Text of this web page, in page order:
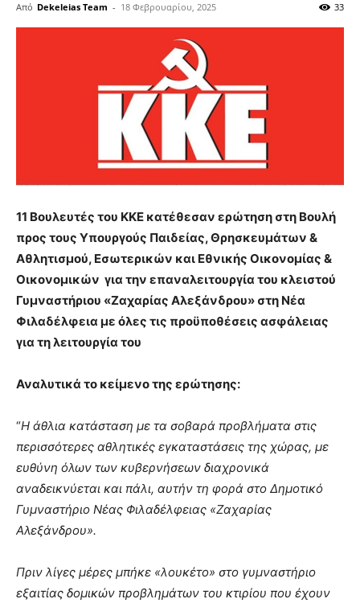
Από Dekeleias Team - 18 Φεβρουαρίου, 2025 33
11 Βουλευτές του ΚΚΕ κατέθεσαν ερώτηση στη Βουλή
προς τους Υπουργούς Παιδείας, Θρησκευμάτων &
Αθλητισμού, Εσωτερικών και Εθνικής Οικονομίας &
Οικονομικών για την επαναλειτουργία του κλειστού
Γυμναστήριου «Ζαχαρίας Αλεξάνδρου» στη Νέα
Φιλαδέλφεια με όλες τις προϋποθέσεις ασφάλειας
για τη λειτουργία του
Αναλυτικά το κείμενο της ερώτησης:
“Η άθλια κατάσταση με τα σοβαρά προβλήματα στις
περισσότερες αθλητικές εγκαταστάσεις της χώρας, με
ευθύνη όλων των κυβερνήσεων διαχρονικά
αναδεικνύεται και πάλι, αυτήν τη φορά στο Δημοτικό
Γυμναστήριο Νέας Φιλαδέλφειας «Ζαχαρίας
Αλεξάνδρου».
Πριν λίγες μέρες μπήκε «λουκέτο» στο γυμναστήριο
εξαιτίας δομικών προβλημάτων του κτιρίου που έχουν